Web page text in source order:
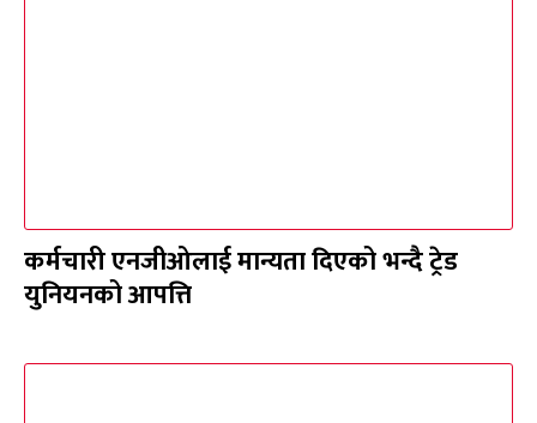
कर्मचारी एनजीओलाई मान्यता दिएको भन्दै ट्रेड
युनियनको आपत्ति